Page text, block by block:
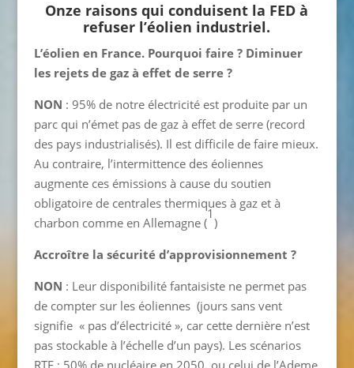
Onze raisons qui conduisent la FED à
refuser l’éolien industriel.
L’éolien en France. Pourquoi faire ? Diminuer
les rejets de gaz à effet de serre ?
NON : 95% de notre électricité est produite par un
parc qui n’émet pas de gaz à effet de serre (record
des pays industrialisés). Il est difficile de faire mieux.
Au contraire, l’intermittence des éoliennes
augmente ces émissions à cause du soutien
obligatoire de centrales thermiques à gaz et à
charbon comme en Allemagne (
1
)
Accroître la sécurité d’approvisionnement ?
NON : Leur disponibilité fantaisiste ne permet pas
de compter sur les éoliennes (jours sans vent
signifie « pas d’électricité », car cette dernière n’est
pas stockable à l’échelle d’un pays). Les scénarios